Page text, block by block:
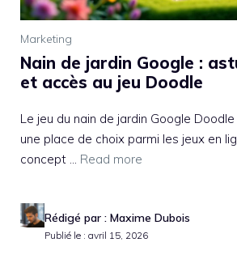
Marketing
Nain de jardin Google :
et accès au jeu Doodle
Le jeu du nain de jardin Google
une place de choix parmi les jeux en
concept ... Read more
Rédigé par : Maxime Dubois
Publié le : avril 15, 2026